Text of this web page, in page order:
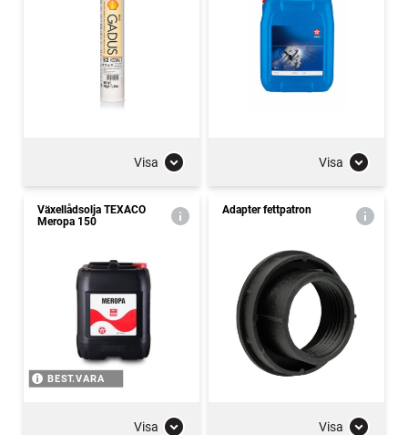
Visa Visa
Växellådsolja TEXACO
Meropa 150
BEST.VARA
Visa
Adapter fettpatron
Visa